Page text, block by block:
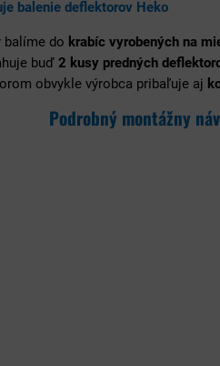
balenie deflektorov Heko
balíme do krabíc vyrobených na
buď 2 kusy predných
obvykle výrobca pribaľuje aj
Podrobný montážny